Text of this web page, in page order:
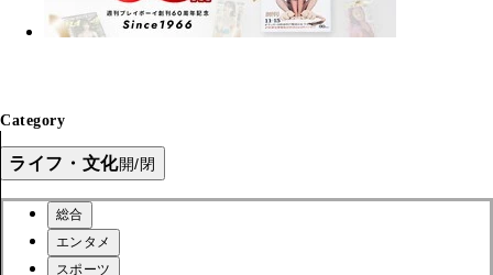
Category
ライフ・文化開/閉
総合
エンタメ
スポーツ